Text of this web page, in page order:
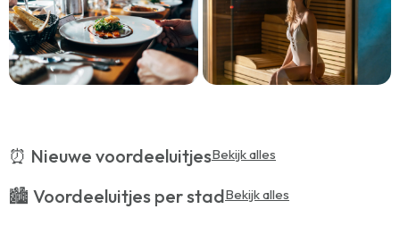
⏰ Nieuwe voordeeluitjesBekijk alles
🏙️ Voordeeluitjes per stadBekijk alles